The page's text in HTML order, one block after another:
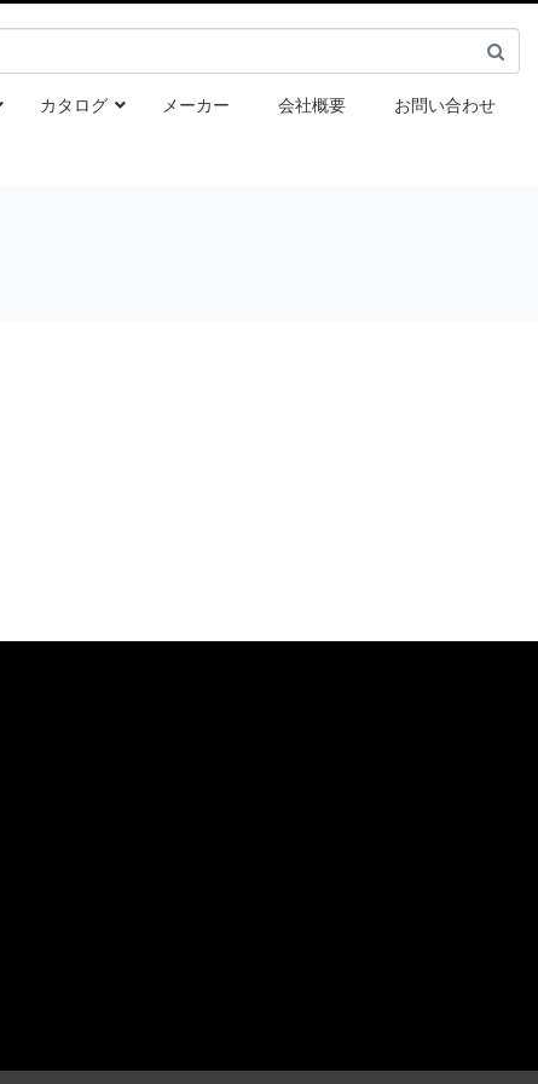
カタログ メーカー 会社概要 お問い合わせ